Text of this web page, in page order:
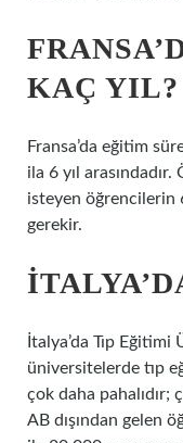
KAÇ YIL?
Fransa’da eğitim
ila 6 yıl
isteyen öğrencilerin
gerekir.
İtalya’da Tıp
üniversitelerde tıp
çok daha
AB dışından gelen